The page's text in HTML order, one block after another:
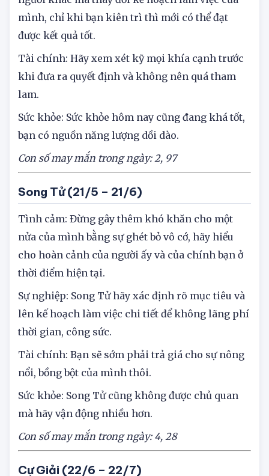
Sự nghiệp: Kim Ngưu không nên chạy theo
người khác mà thay đổi kế hoạch làm việc của
mình, chỉ khi bạn kiên trì thì mới có thể đạt
được kết quả tốt.
Tài chính: Hãy xem xét kỹ mọi khía cạnh trước
khi đưa ra quyết định và không nên quá tham
lam.
Sức khỏe: Sức khỏe hôm nay cũng đang khá tốt,
bạn có nguồn năng lượng dồi dào.
Con số may mắn trong ngày: 2
Song Tử (21/5 – 21/6)
Tình cảm: Đừng gây thêm khó khăn cho một
nửa của mình bằng sự ghét bỏ vô cớ, hãy hiểu
cho hoàn cảnh của người ấy và của chính bạn ở
thời điểm hiện tại.
Sự nghiệp: Song Tử hãy xác định rõ mục tiêu và
lên kế hoạch làm việc chi tiết để không lãng phí
thời gian, công sức.
Tài chính: Bạn sẽ sớm phải trả giá cho sự nông
nổi, bồng bột của mình thôi.
Sức khỏe: Song Tử cũng không được chủ quan
mà hãy vận động nhiều hơn.
Con số may mắn trong ngày: 4, 28